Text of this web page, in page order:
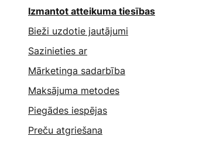
Izmantot atteikuma tiesības
Bieži uzdotie jautājumi
Sazinieties ar
Mārketinga sadarbība
Maksājuma metodes
Piegādes iespējas
Preču atgriešana